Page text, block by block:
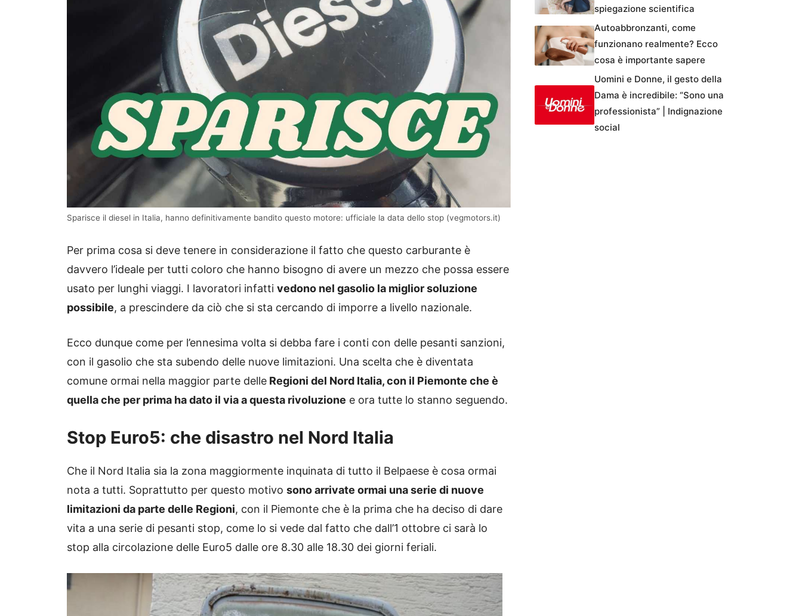
Sparisce il diesel in Italia, hanno definitivamente bandito questo motore: ufficiale la data dello stop (vegmotors.it)
Per prima cosa si deve tenere in considerazione il fatto che questo carburante è
davvero l’ideale per tutti coloro che hanno bisogno di avere un mezzo che possa essere
usato per lunghi viaggi. I lavoratori infatti vedono nel gasolio la miglior soluzione
possibile, a prescindere da ciò che si sta cercando di imporre a livello nazionale.
Ecco dunque come per l’ennesima volta si debba fare i conti con delle pesanti sanzioni,
con il gasolio che sta subendo delle nuove limitazioni. Una scelta che è diventata
comune ormai nella maggior parte delle Regioni del Nord Italia, con il Piemonte che è
quella che per prima ha dato il via a questa rivoluzione e ora tutte lo stanno seguendo.
Stop Euro5: che disastro nel Nord Italia
Che il Nord Italia sia la zona maggiormente inquinata di tutto il Belpaese è cosa ormai
nota a tutti. Soprattutto per questo motivo sono arrivate ormai una serie di nuove
limitazioni da parte delle Regioni, con il Piemonte che è la prima che ha deciso di dare
vita a una serie di pesanti stop, come lo si vede dal fatto che dall’1 ottobre ci sarà lo
stop alla circolazione delle Euro5 dalle ore 8.30 alle 18.30 dei giorni feriali.
spiegazione scientifica
Autoabbronzanti, come
funzionano realmente? Ecco
cosa è importante sapere
Uomini e Donne, il gesto della
Dama è incredibile: “Sono una
professionista” | Indignazione
social